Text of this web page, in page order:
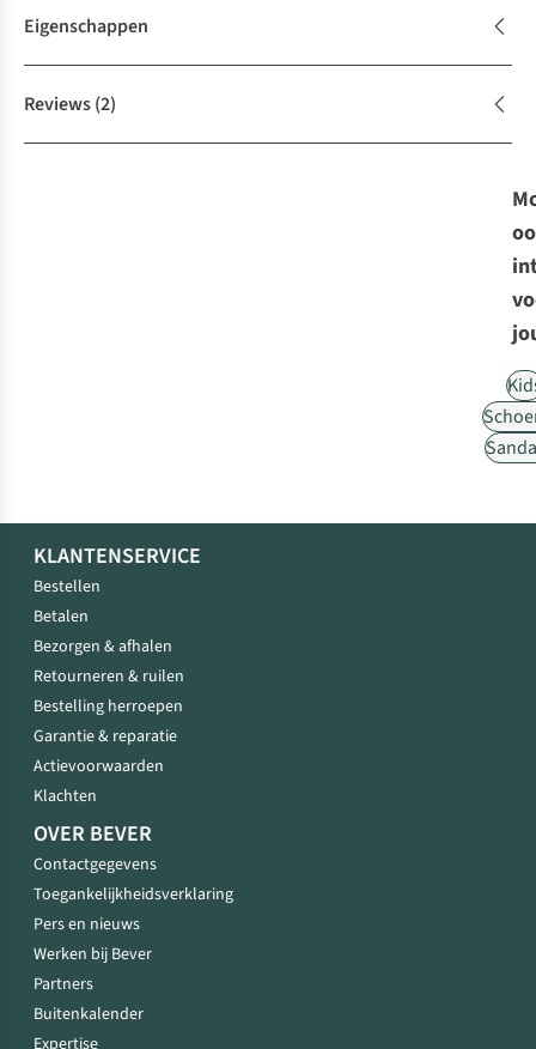
Eigenschappen
Reviews(2)
KLANTENSERVICE
Bestellen
Betalen
Bezorgen & afhalen
Retourneren & ruilen
Bestelling herroepen
Garantie & reparatie
Actievoorwaarden
Klachten
OVER BEVER
Contactgegevens
Toegankelijkheidsverklaring
Pers en nieuws
Werken bij Bever
Partners
Buitenkalender